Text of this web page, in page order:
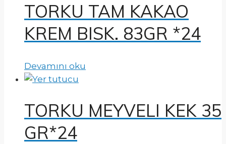
TORKU TAM KAKAO
KREM BISK. 83GR *24
Devamını oku
TORKU MEYVELI KEK 35
GR*24